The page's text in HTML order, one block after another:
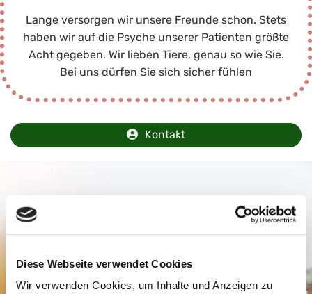
Diese Webseite verwendet Cookies
Wir verwenden Cookies, um Inhalte und Anzeigen zu
Lange versorgen wir unsere Freunde schon. Stets
haben wir auf die Psyche unserer Patienten größte
Acht gegeben. Wir lieben Tiere, genau so wie Sie.
Bei uns dürfen Sie sich sicher fühlen
Kontakt